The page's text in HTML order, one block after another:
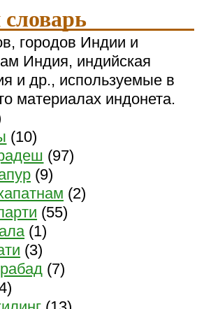
городов Индии и
Индия, индийская
и др., используемые в
материалах индонета.
(10)
(97)
(9)
(2)
(55)
(1)
(3)
(7)